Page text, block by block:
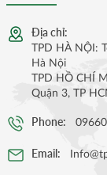
Địa chỉ:
TPD HÀ NỘI:
Hà Nội
TPD HỒ CHÍ
Quận 3, TP
Phone:
Email: